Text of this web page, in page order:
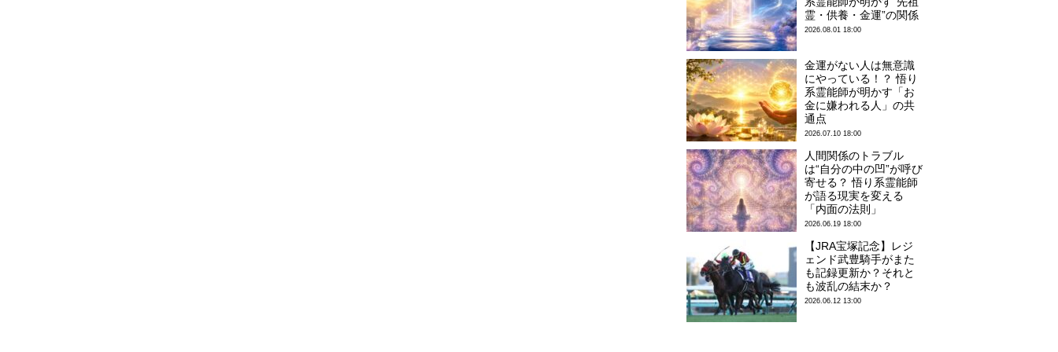
霊・供養・金運”の関係
2026.08.01 18:00
金運がない人は無意識
にやっている！？ 悟り
系霊能師が明かす「お
金に嫌われる人」の共
通点
2026.07.10 18:00
人間関係のトラブル
は“自分の中の凹”が呼び
寄せる？ 悟り系霊能師
が語る現実を変える
「内面の法則」
2026.06.19 18:00
【JRA宝塚記念】レジ
ェンド武豊騎手がまた
も記録更新か？それと
も波乱の結末か？
2026.06.12 13:00